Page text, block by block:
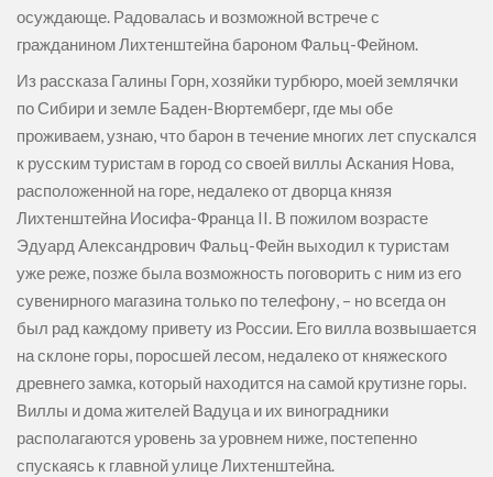
осуждающе. Радовалась и возможной встрече с
гражданином Лихтенштейна бароном Фальц-Фейном.
Из рассказа Галины Горн, хозяйки турбюро, моей землячки
по Сибири и земле Баден-Вюртемберг, где мы обе
проживаем, узнаю, что барон в течение многих лет спускался
к русским туристам в город со своей виллы Аскания Нова,
расположенной на горе, недалеко от дворца князя
Лихтенштейна Иосифа-Франца II. В пожилом возрасте
Эдуард Александрович Фальц-Фейн выходил к туристам
уже реже, позже была возможность поговорить с ним из его
сувенирного магазина только по телефону, – но всегда он
был рад каждому привету из России. Его вилла возвышается
на склоне горы, поросшей лесом, недалеко от княжеского
древнего замка, который находится на самой крутизне горы.
Виллы и дома жителей Вадуца и их виноградники
располагаются уровень за уровнем ниже, постепенно
спускаясь к главной улице Лихтенштейна.